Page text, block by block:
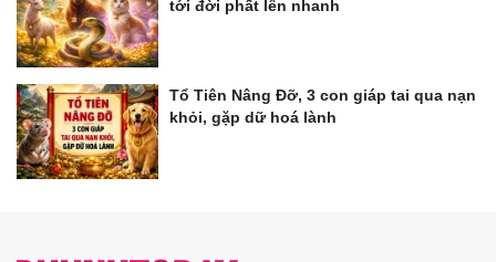
tới đời phất lên nhanh
Tổ Tiên Nâng Đỡ, 3 con giáp tai qua nạn
khỏi, gặp dữ hoá lành